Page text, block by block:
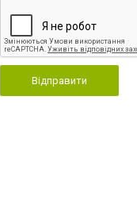
Відправити